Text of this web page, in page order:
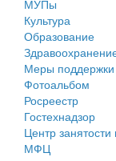
Экономика и
...
Символика
Устав
Гостям округа
Туризм
Культура
муниципального
Администрация
Тверской области
Управление
Открытые
Финансовое
Бюджет для
Имущество
Выявление
объектов
МУПы
Культура
Образование
Меры
Фотоальбом
Росреестр
Гостехнадзор
Центр
МФЦ